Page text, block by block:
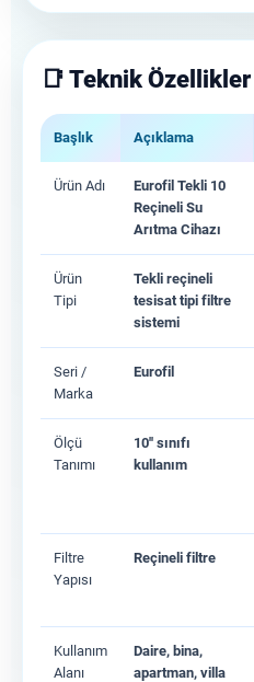
📑 Teknik
Başlık Açıklama
Ürün Adı
Eurofil Tekli 10
Reçineli Su
Arıtma Cihazı
Ürün
Tipi
Tekli reçineli
tesisat tipi filtre
sistemi
Seri /
Marka
Eurofil
Ölçü
Tanımı
10'' sınıfı
kullanım
Filtre
Yapısı
Reçineli filtre
Kullanım
Alanı
Daire, bina,
apartman, villa